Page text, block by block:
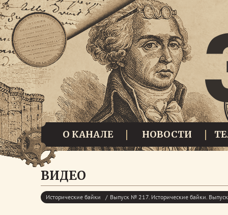
О КАНАЛЕ НОВОСТИ
ВИДЕО
Исторические байки Выпуск № 217. Исторические байки.